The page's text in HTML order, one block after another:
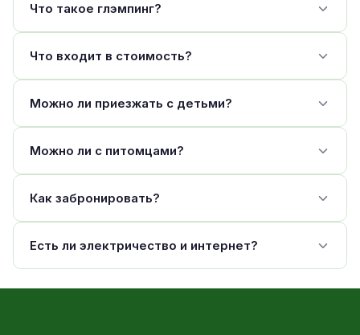
Что такое глэмпинг?
Что входит в стоимость?
Можно ли приезжать с детьми?
Можно ли с питомцами?
Как забронировать?
Есть ли электричество и интернет?